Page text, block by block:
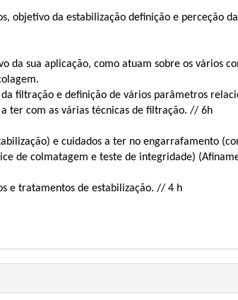
objetivo da estabilização definição e perceção
da sua aplicação, como atuam sobre os vários
filtração e definição de vários parâmetros
ter com as várias técnicas de filtração. // 6h
e cuidados a ter no engarrafamento
de colmatagem e teste de integridade)
e tratamentos de estabilização. // 4 h